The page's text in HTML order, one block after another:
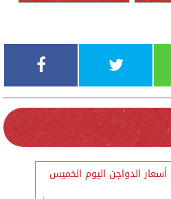
أسعار الدواجن اليوم الخميس